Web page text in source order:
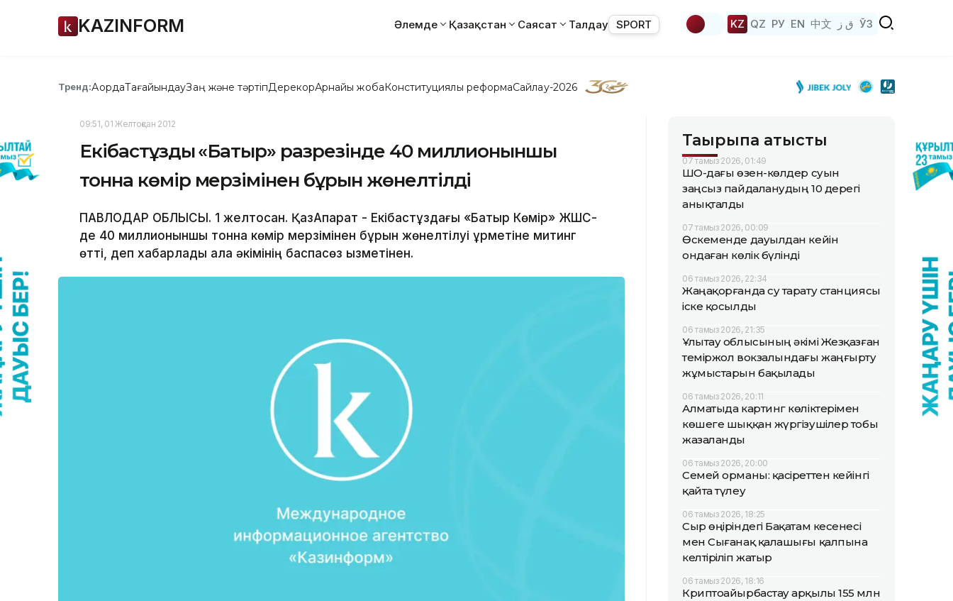
KAZINFORM Әлемде Қазақстан Саясат Талдау SPORT KZ QZ РУ EN 中文 ق ز ЎЗ
Тренд:АқордаТағайындауЗаң және тәртіпДерекқорАрнайы жобаКонституциялық реформаСайлау-2026
09:51, 01 Желтоқсан 2012
Екібастұздық «Батыр» разрезінде 40 миллионыншы
тонна көмір мерзімінен бұрын жөнелтілді
ПАВЛОДАР ОБЛЫСЫ. 1 желтоқсан. ҚазАқпарат - Екібастұздағы «Батыр Көмір» ЖШС-
де 40 миллионыншы тонна көмір мерзімінен бұрын жөнелтілуі құрметіне митинг
өтті, деп хабарлады қала әкімінің баспасөз қызметінен.
Тақырыпқа қатысты
07 тамыз 2026, 01:49
ШҚО-дағы өзен-көлдер суын
заңсыз пайдаланудың 10 дерегі
анықталды
07 тамыз 2026, 00:09
Өскеменде дауылдан кейін
ондаған көлік бүлінді
06 тамыз 2026, 22:34
Жаңақорғанда су тарату станциясы
іске қосылды
06 тамыз 2026, 21:35
Ұлытау облысының әкімі Жезқазған
теміржол вокзалындағы жаңғырту
жұмыстарын бақылады
06 тамыз 2026, 20:11
Алматыда картинг көліктерімен
көшеге шыққан жүргізушілер тобы
жазаланды
06 тамыз 2026, 20:00
Семей орманы: қасіреттен кейінгі
қайта түлеу
06 тамыз 2026, 18:25
Сыр өңіріндегі Бақатам кесенесі
мен Сығанақ қалашығы қалпына
келтіріліп жатыр
06 тамыз 2026, 18:16
Криптоайырбастау арқылы 155 млн